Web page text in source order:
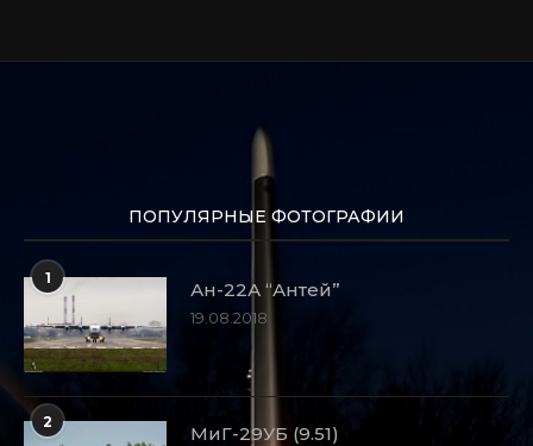
ПОПУЛЯРНЫЕ ФОТОГРАФИИ
1
Ан-22А “Антей”
19.08.2018
2
МиГ-29УБ (9.51)